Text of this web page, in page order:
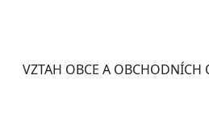
VZTAH OBCE A